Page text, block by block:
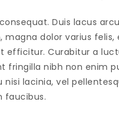
Duis lacus
dolor varius felis,
efficitur. Curabitur a
nibh non enim
nisi lacinia, vel
faucibus.